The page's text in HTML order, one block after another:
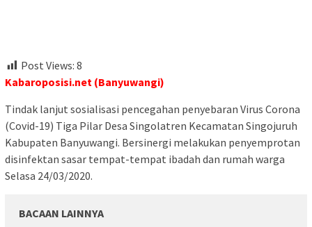
Post Views: 8
Kabaroposisi.net (Banyuwangi)
Tindak lanjut sosialisasi pencegahan penyebaran Virus Corona
(Covid-19) Tiga Pilar Desa Singolatren Kecamatan Singojuruh
Kabupaten Banyuwangi. Bersinergi melakukan penyemprotan
disinfektan sasar tempat-tempat ibadah dan rumah warga
Selasa 24/03/2020.
BACAAN LAINNYA